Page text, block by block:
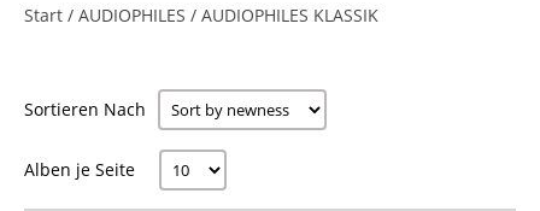
Start / AUDIOPHILES / AUDIOPHILES KLASSIK
Sortieren Nach
Alben je Seite